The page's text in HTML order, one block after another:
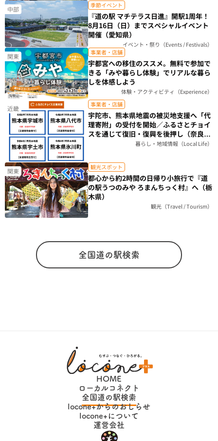
中部 季節イベント
『道の駅 マチテラス日進』開駅1周年！
8月16日（日）までスペシャルイベント
開催（愛知県）
イベント・祭り（Events / Festivals）
関東 事業者・店舗
宇都宮への移住のススメ。無料で参加で
きる「みや暮らし体験」でリアルな暮ら
しを体感しよう
体験・アクティビティ（Experience）
近畿 事業者・店舗
宇陀市、熊本県地震の被災地支援へ「代
理寄附」の受付を開始／ふるさとチョイ
スを通じて復旧・復興を後押し（奈良
暮らし・地域情報（Local Life）
関東 観光スポット
都心から約2時間の日帰り小旅行で『道
の駅うつのみや ろまんちっく村』へ（栃
木県）
観光（Travel / Tourism）
全国道の駅検索
HOME
ローカルコネクト
全国道の駅検索
locone+からのおしらせ
locone+について
運営会社